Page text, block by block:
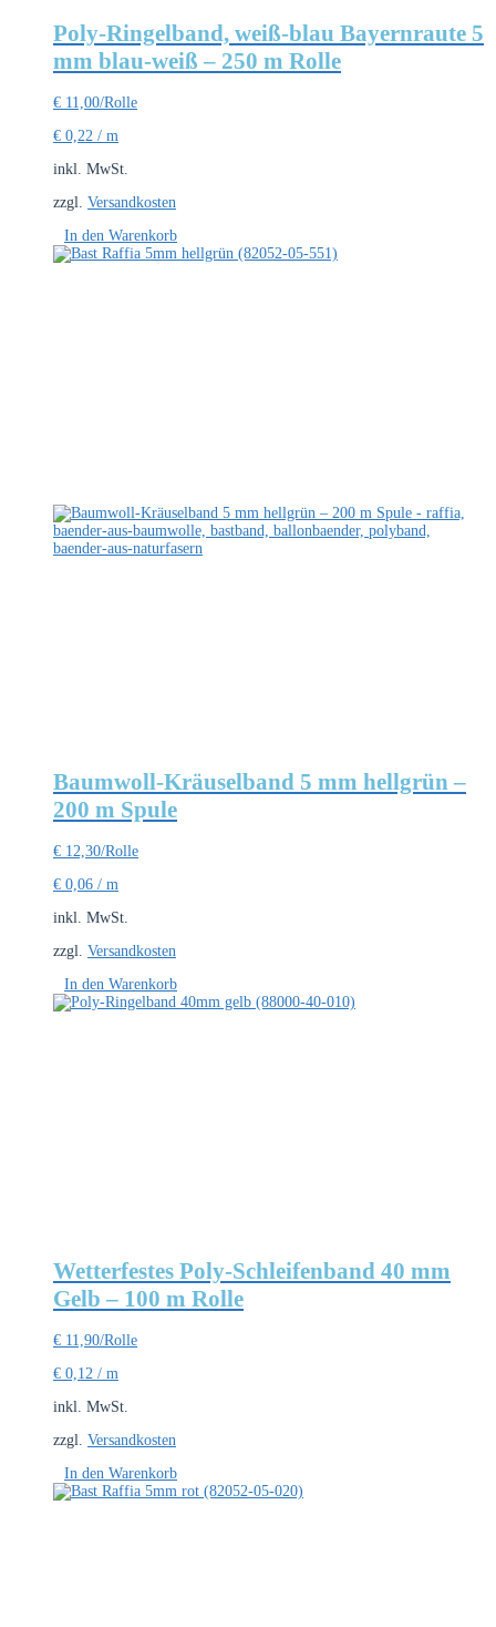
Poly-Ringelband, weiß-blau Bayernraute 5
mm blau-weiß – 250 m Rolle
€ 11,00/Rolle
€ 0,22 / m
inkl. MwSt.
zzgl. Versandkosten
In den Warenkorb
Baumwoll-Kräuselband 5 mm hellgrün –
200 m Spule
€ 12,30/Rolle
€ 0,06 / m
inkl. MwSt.
zzgl. Versandkosten
In den Warenkorb
Wetterfestes Poly-Schleifenband 40 mm
Gelb – 100 m Rolle
€ 11,90/Rolle
€ 0,12 / m
inkl. MwSt.
zzgl. Versandkosten
In den Warenkorb